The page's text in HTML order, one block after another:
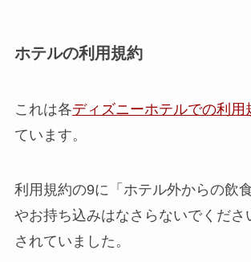
ホテルの利用規約
これは各ディズニーホテルでの利用
ています。
利用規約の9に「ホテル外からの飲
やお持ち込みはなさらないでくださ
されていました。